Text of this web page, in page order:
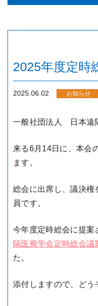
2025年度定時
2025.06.02 お知らせ
一般社団法人 日本遠
来る6月14日に、本会
ます。
総会に出席し、議決権
員です。
今年度定時総会に提案
隔医療学会定時総会議
た。
添付しますので、どう